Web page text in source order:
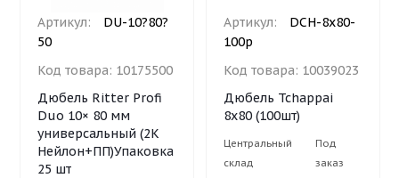
Артикул:
DU-10?80?
50
Код товара: 10175500
Дюбель Ritter Profi
Duo 10× 80 мм
универсальный (2К
Нейлон+ПП)Упаковка
25 шт
Артикул:
DCH-8х80-
100p
Код товара: 10039023
Дюбель Tchappai
8х80 (100шт)
Центральный
склад
Под
заказ